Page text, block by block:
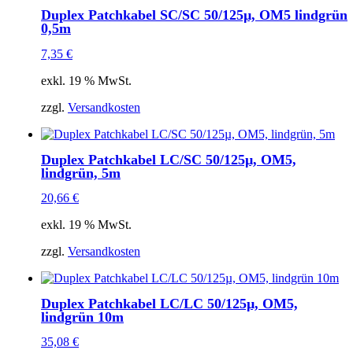
Duplex Patchkabel SC/SC 50/125µ, OM5 lindgrün
0,5m
7,35 €
exkl. 19 % MwSt.
zzgl. Versandkosten
Duplex Patchkabel LC/SC 50/125µ, OM5,
lindgrün, 5m
20,66 €
exkl. 19 % MwSt.
zzgl. Versandkosten
Duplex Patchkabel LC/LC 50/125µ, OM5,
lindgrün 10m
35,08 €